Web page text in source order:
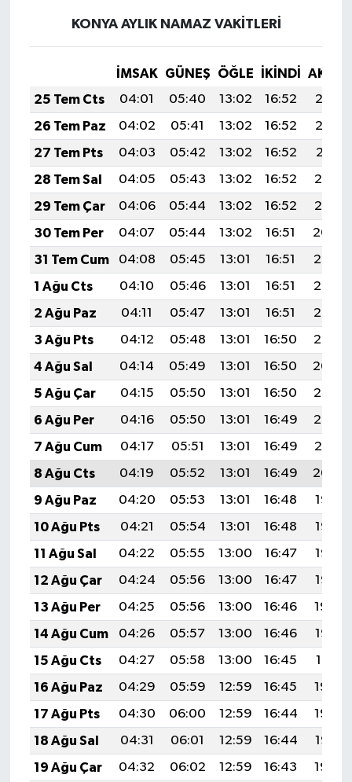
KONYA AYLIK NAMAZ VAKITLERI
İMSAK GÜNEŞ ÖĞLE İKINDI
25 Tem Cts
04:01 05:40 13:02 16:52
20:13
26 Tem Paz
04:02 05:41 13:02 16:52
20:12
27 Tem Pts
04:03 05:42 13:02 16:52
20:11
28 Tem Sal
04:05 05:43 13:02 16:52
20:10
29 Tem Çar
04:06 05:44 13:02 16:52
20:10
30 Tem Per
04:07 05:44 13:02 16:51
20:09
31 Tem Cum
04:08 05:45 13:01 16:51
20:08
1 Ağu Cts
04:10 05:46 13:01 16:51
20:07
2 Ağu Paz
04:11 05:47 13:01 16:51
20:06
3 Ağu Pts
04:12 05:48 13:01 16:50
20:05
4 Ağu Sal
04:14 05:49 13:01 16:50
20:04
5 Ağu Çar
04:15 05:50 13:01 16:50
20:03
6 Ağu Per
04:16 05:50 13:01 16:49
20:02
7 Ağu Cum
04:17 05:51 13:01 16:49
20:01
8 Ağu Cts
04:19 05:52 13:01 16:49
20:00
9 Ağu Paz
04:20 05:53 13:01 16:48
19:58
10 Ağu Pts
04:21 05:54 13:01 16:48
19:57
11 Ağu Sal
04:22 05:55 13:00 16:47
19:56
12 Ağu Çar
04:24 05:56 13:00 16:47
19:55
13 Ağu Per
04:25 05:56 13:00 16:46
19:54
14 Ağu Cum
04:26 05:57 13:00 16:46
19:52
15 Ağu Cts
04:27 05:58 13:00 16:45
19:51
16 Ağu Paz
04:29 05:59 12:59 16:45
19:50
17 Ağu Pts
04:30 06:00 12:59 16:44
19:49
18 Ağu Sal
04:31 06:01 12:59 16:44
19:47
19 Ağu Çar
04:32 06:02 12:59 16:43
19:46